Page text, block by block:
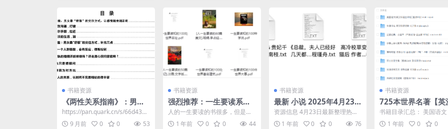
书籍资源
《两性关系指南》：男女
交往最舒服模式解析
https://pan.quark.cn/s/66d4395
0943f​
9 月前 0 0 53
书籍资源
强烈推荐：一生要读系列
书籍
人的一生要读的书很多，但是我
推荐的却是这些中比较有代表性
的，比如100位中国名人...
1 年前 0 0 44
书籍资源
最新 小说 2025年4月23
日付费小说2
资源信息 4月23日最新整理热门
抖音豆瓣番茄付费热文爽文小说
各种类型都有 每日...
1 年前 0 0 76
书籍资源
725本世界名著【英
语】
书籍目录汇总： 美国语文
6册） 牛津书虫 （137册
经典：小黑书（...
1 年前 0 0